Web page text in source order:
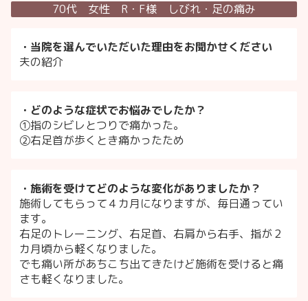
70代 女性 R・F様 しびれ・足の痛み
・当院を選んでいただいた理由をお聞かせください
夫の紹介
・どのような症状でお悩みでしたか？
①指のシビレとつりで痛かった。
②右足首が歩くとき痛かったため
・施術を受けてどのような変化がありましたか？
施術してもらって４カ月になりますが、毎日通ってい
ます。
右足のトレーニング、右足首、右肩から右手、指が２
カ月頃から軽くなりました。
でも痛い所があちこち出てきたけど施術を受けると痛
さも軽くなりました。